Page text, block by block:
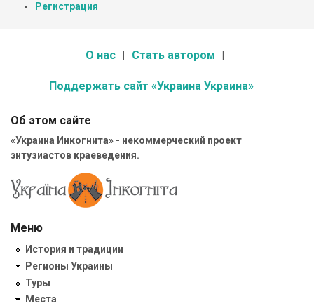
Регистрация
О нас Стать автором
Поддержать сайт «Украина Украина»
Об этом сайте
«Украина Инкогнита» - некоммерческий проект
энтузиастов краеведения.
Меню
История и традиции
Регионы Украины
Туры
Места